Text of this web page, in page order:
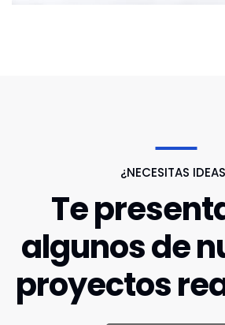
¿NECESITAS
Te
algunos de
proyectos